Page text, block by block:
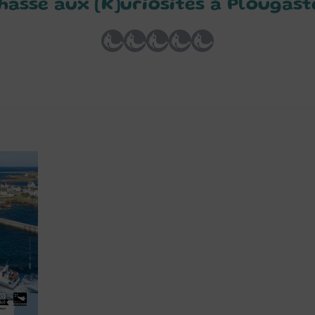
aux [K]uriosités à